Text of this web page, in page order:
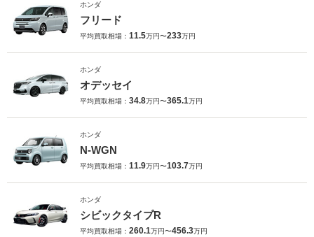
ホンダ
フリード
平均買取相場： 11.5万円〜233万円
ホンダ
オデッセイ
平均買取相場： 34.8万円〜365.1万円
ホンダ
N-WGN
平均買取相場： 11.9万円〜103.7万円
ホンダ
シビックタイプR
平均買取相場： 260.1万円〜456.3万円